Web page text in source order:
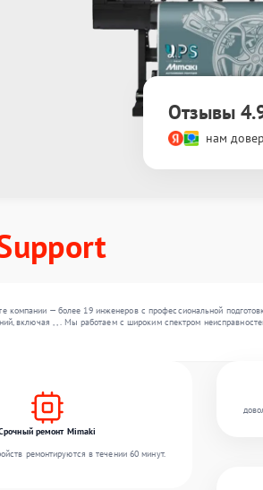
Отзывы
нам
— более 19 инженеров с профессиональной
включая , , . Мы работаем с широким спектром
ремонт Mimaki
ремонтируются в течении 60 минут.